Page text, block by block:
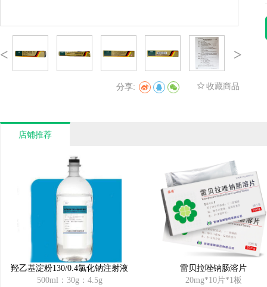
< >
分享: 收藏商品
店铺推荐
羟乙基淀粉130/0.4氯化钠注射液
500ml：30g：4.5g
雷贝拉唑钠肠溶片
20mg*10片*1板